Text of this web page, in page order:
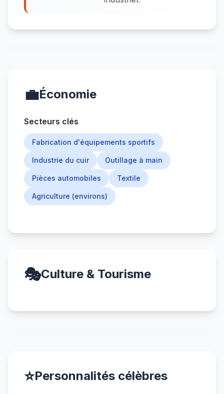
💼Économie
Secteurs clés
Fabrication d'équipements sportifs
Industrie du cuir Outillage à main
Pièces automobiles Textile
Agriculture (environs)
🎭Culture & Tourisme
⭐Personnalités célèbres